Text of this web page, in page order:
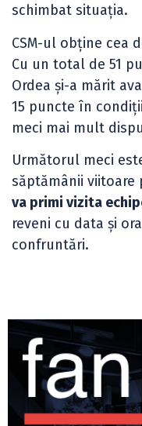
schimbat situația.
CSM-ul obține cea
Cu un total de 51
Ordea și-a mărit
15 puncte în
meci mai mult
Următorul meci
săptămânii viitoare
va primi vizita
reveni cu data și
confruntări.